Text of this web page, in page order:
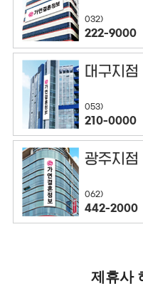
032)
222-9000
대구지점
053)
210-0000
광주지점
062)
442-2000
제휴사